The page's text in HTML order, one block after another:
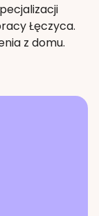
Łęczyca.
z domu.